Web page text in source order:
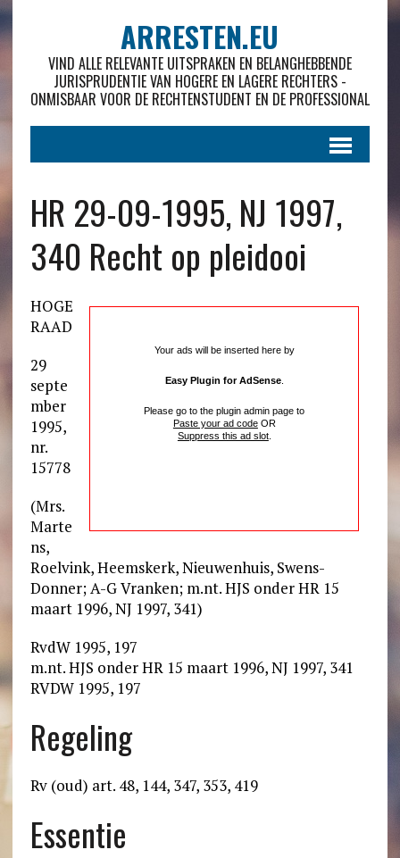
ARRESTEN.EU
VIND ALLE RELEVANTE UITSPRAKEN EN BELANGHEBBENDE
JURISPRUDENTIE VAN HOGERE EN LAGERE RECHTERS -
ONMISBAAR VOOR DE RECHTENSTUDENT EN DE PROFESSIONAL
HR 29-09-1995, NJ 1997,
340 Recht op pleidooi
Your ads will be inserted here by
Easy Plugin for AdSense.
Please go to the plugin admin page to
Paste your ad codeOR
Suppress this ad slot.
HOGE
RAAD
29
septe
mber
1995,
nr.
15778
(Mrs.
Marte
ns,
Roelvink, Heemskerk, Nieuwenhuis, Swens-
Donner; A-G Vranken; m.nt. HJS onder HR 15
maart 1996, NJ 1997, 341)
RvdW 1995, 197
m.nt. HJS onder HR 15 maart 1996, NJ 1997, 341
RVDW 1995, 197
Regeling
Rv (oud) art. 48, 144, 347, 353, 419
Essentie